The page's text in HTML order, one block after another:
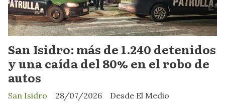
San Isidro: más de 1.240 detenidos
y una caída del 80% en el robo de
autos
Desde El Medio
San Isidro
28/07/2026